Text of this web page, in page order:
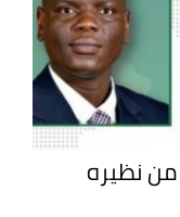
نظيره